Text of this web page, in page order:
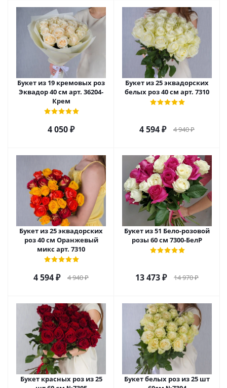
Букет из 19 кремовых роз
Эквадор 40 см арт. 36204-
Крем
4 050₽
Букет из 25 эквадорских
белых роз 40 см арт. 7310
4 594₽ 4 940₽
Букет из 25 эквадорских
роз 40 см Оранжевый
микс арт. 7310
4 594₽ 4 940₽
Букет из 51 Бело-розовой
розы 60 см 7300-БелР
13 473₽ 14 970₽
Букет красных роз из 25
Букет белых роз из 25 шт